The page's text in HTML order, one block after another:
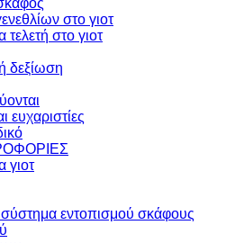
στο γιοτ
τελετή στο γιοτ
δεξίωση
ευχαριστίες
γιοτ
σύστημα εντοπισμού σκάφους